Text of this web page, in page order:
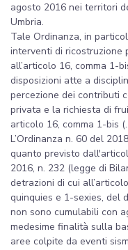
agosto 2016 nei territori
Umbria.
Tale Ordinanza, in
interventi di ricostruzione
all’articolo 16, comma 1-
disposizioni atte a
percezione dei contributi
privata e la richiesta di
articolo 16, comma 1-bis
L’Ordinanza n. 60 del
quanto previsto
2016, n. 232 (legge di
detrazioni di cui
quinquies e 1-sexies, del
non sono cumulabili con
medesime finalità sulla
aree colpite da eventi